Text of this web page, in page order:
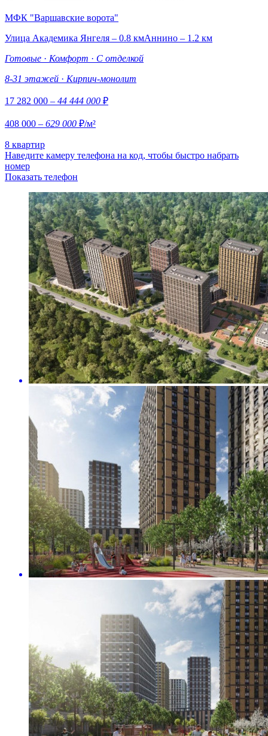
МФК "Варшавские ворота"
Улица Академика Янгеля – 0.8 кмАннино – 1.2 км
Готовые · Комфорт · С отделкой
8-31 этажей · Кирпич-монолит
17 282 000 – 44 444 000 ₽
408 000 – 629 000 ₽/м²
8 квартир
Наведите камеру телефона на код, чтобы быстро набрать
номер
Показать телефон